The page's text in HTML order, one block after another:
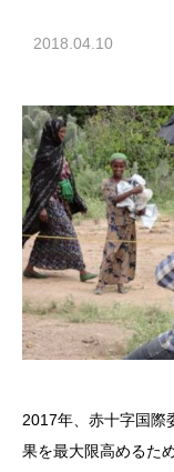
2018.04.10
2017年、赤十字国際
果を最大限高めるた